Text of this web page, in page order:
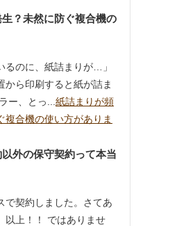
？未然に防ぐ複合機の
るのに、紙詰まりが…」
から印刷すると紙が詰ま
ー、とっ... 紙詰まりが頻
複合機の使い方がありま
外の保守契約って本当
で契約しました。さてあ
以上！！ ではありませ